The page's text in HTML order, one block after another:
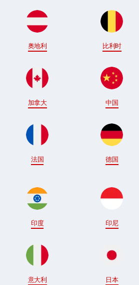
奥地利 比利时
加拿大 中国
法国 德国
印度 印尼
意大利 日本